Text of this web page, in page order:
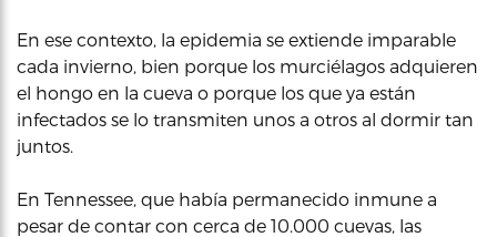
En ese contexto, la epidemia se extiende imparable
cada invierno, bien porque los murciélagos adquieren
el hongo en la cueva o porque los que ya están
infectados se lo transmiten unos a otros al dormir tan
juntos.
En Tennessee, que había permanecido inmune a
pesar de contar con cerca de 10.000 cuevas, las